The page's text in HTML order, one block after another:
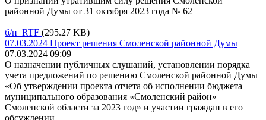
районной Думы от 31 октября 2023 года № 62
б/н RTF (295.27 KB)
07.03.2024 Проект решения Смоленской районной Думы
07.03.2024 09:09
О назначении публичных слушаний, установлении порядка
учета предложений по решению Смоленской районной Думы
«Об утверждении проекта отчета об исполнении бюджета
муниципального образования «Смоленский район»
Смоленской области за 2023 год» и участии граждан в его
обсуждении